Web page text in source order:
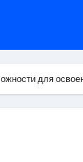
для
данных
от
для